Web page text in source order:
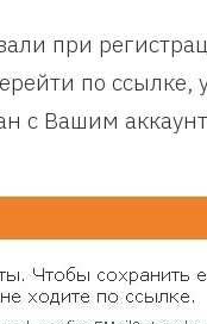
при
по ссылке,
с Вашим